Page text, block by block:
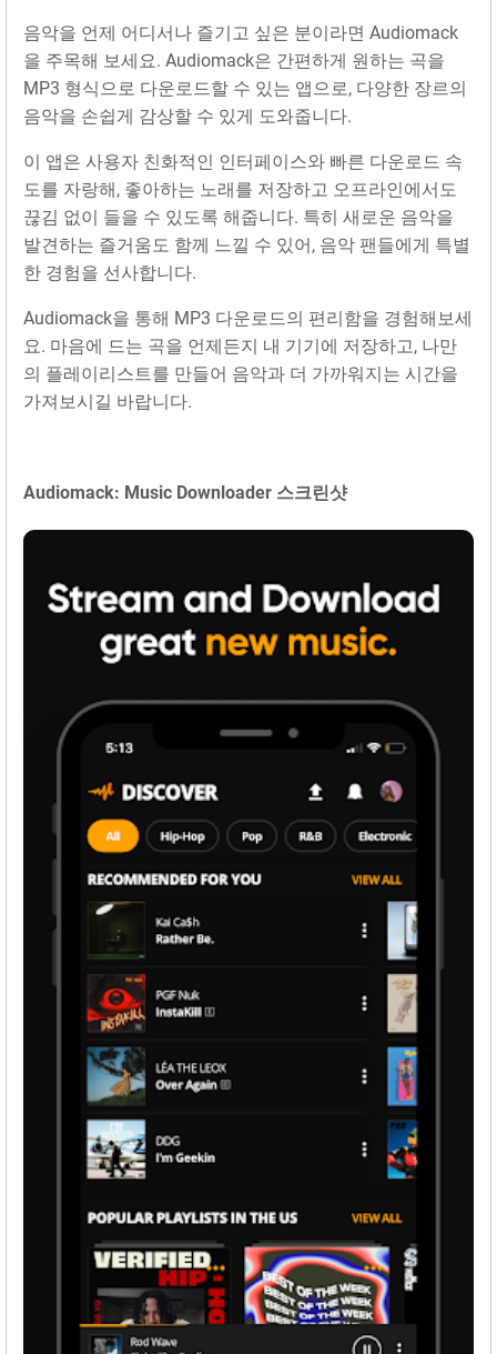
음악을 언제 어디서나 즐기고 싶은 분이라면 Audiomack
을 주목해 보세요. Audiomack은 간편하게 원하는 곡을
MP3 형식으로 다운로드할 수 있는 앱으로, 다양한 장르의
음악을 손쉽게 감상할 수 있게 도와줍니다.
이 앱은 사용자 친화적인 인터페이스와 빠른 다운로드 속
도를 자랑해, 좋아하는 노래를 저장하고 오프라인에서도
끊김 없이 들을 수 있도록 해줍니다. 특히 새로운 음악을
발견하는 즐거움도 함께 느낄 수 있어, 음악 팬들에게 특별
한 경험을 선사합니다.
Audiomack을 통해 MP3 다운로드의 편리함을 경험해보세
요. 마음에 드는 곡을 언제든지 내 기기에 저장하고, 나만
의 플레이리스트를 만들어 음악과 더 가까워지는 시간을
가져보시길 바랍니다.
Audiomack: Music Downloader 스크린샷